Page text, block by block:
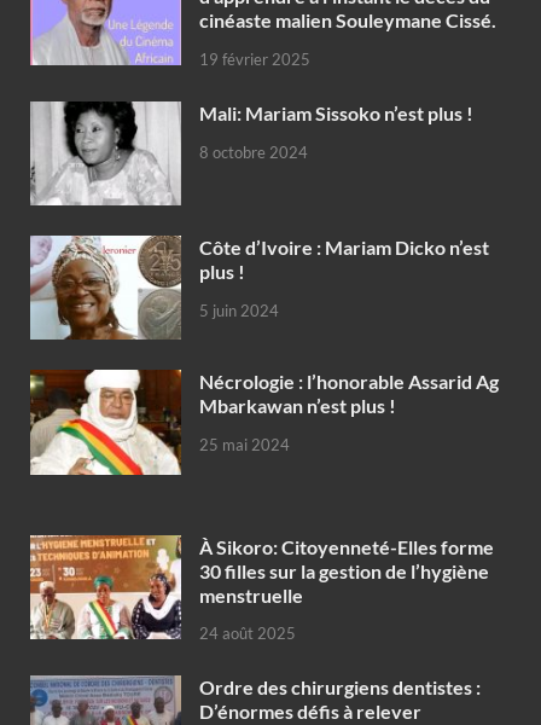
cinéaste malien Souleymane Cissé.
19 février 2025
Mali: Mariam Sissoko n’est plus !
8 octobre 2024
Côte d’Ivoire : Mariam Dicko n’est
plus !
5 juin 2024
Nécrologie : l’honorable Assarid Ag
Mbarkawan n’est plus !
25 mai 2024
À Sikoro: Citoyenneté-Elles forme
30 filles sur la gestion de l’hygiène
menstruelle
24 août 2025
Ordre des chirurgiens dentistes :
D’énormes défis à relever